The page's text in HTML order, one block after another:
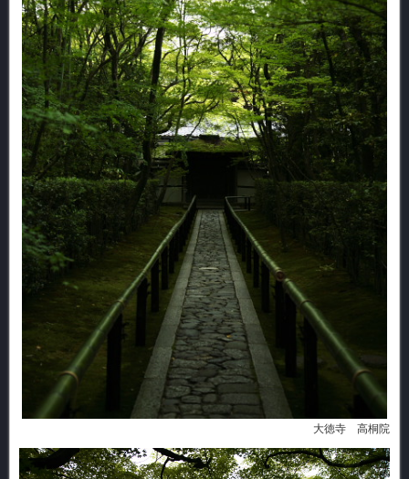
大徳寺 高桐院